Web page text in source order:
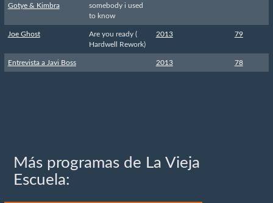
Gotye & Kimbra
somebody i used
to know
Joe Ghost
Are you ready (
Hardwell Rework)
2013 79
Entrevista a Javi Boss 2013 78
Más programas de La Vieja
Escuela: